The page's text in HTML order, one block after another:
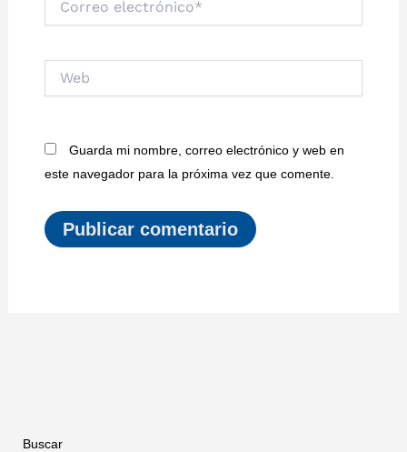
electrónico*
Guarda mi nombre, correo electrónico y web en
este navegador para la próxima vez que comente.
Buscar